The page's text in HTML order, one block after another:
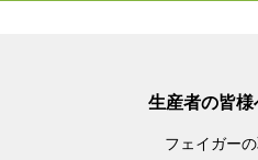
生産者の皆様
フェイガー